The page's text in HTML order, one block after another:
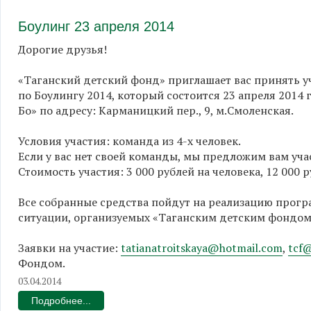
Боулинг 23 апреля 2014
Дорогие друзья!
«Таганский детский фонд» приглашает вас принять
по Боулингу 2014, который состоится 23 апреля
Бо» по адресу: Карманицкий пер., 9, м.Смоленская.
Условия участия: команда из 4-х человек.
Если у вас нет своей команды, мы предложим вам
Стоимость участия: 3 000 рублей на человека, 12 000
Все собранные средства пойдут на реализацию
ситуации, организуемых «Таганским детским
Заявки на участие: tatianatroitskaya@hotmail.com,
Фондом.
03.04.2014
Подробнее...